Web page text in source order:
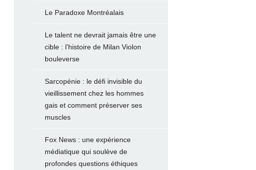
Le Paradoxe Montréalais
Le talent ne devrait jamais être une
cible : l'histoire de Milan Violon
bouleverse
Sarcopénie : le défi invisible du
vieillissement chez les hommes
gais et comment préserver ses
muscles
Fox News : une expérience
médiatique qui soulève de
profondes questions éthiques